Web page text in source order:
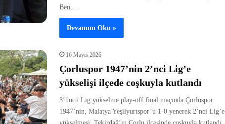
Ben…
Devamını Oku »
16 Mayıs 2026
Çorluspor 1947’nin 2’nci Lig’e
yükselişi ilçede coşkuyla kutlandı
3’üncü Lig yükselme play-off final maçında Çorluspor
1947’nin, Malatya Yeşilyurtspor’u 1-0 yenerek 2’nci Lig’e